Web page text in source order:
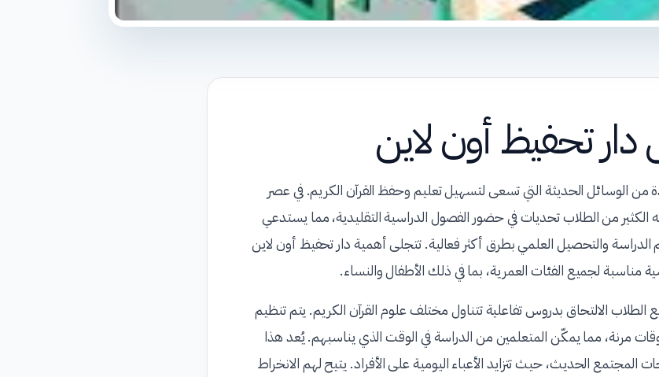
تحفيظ أون لاين
من الوسائل الحديثة التي تسعى لتسهيل تعليم وحفظ القرآن الكريم. في عصر
الكثير من الطلاب تحديات في حضور الفصول الدراسية التقليدية، مما يستدعي
الدراسة والتحصيل العلمي بطرق أكثر فعالية. تتجلى أهمية دار تحفيظ أون لاين
مناسبة لجميع الفئات العمرية، بما في ذلك الأطفال والنساء.
الالتحاق بدروس تفاعلية تتناول مختلف علوم القرآن الكريم. يتم تنظيم
مرنة، مما يمكّن المتعلمين من الدراسة في الوقت الذي يناسبهم. يُعد هذا
المجتمع الحديث، حيث تتزايد الأعباء اليومية على الأفراد. يتيح لهم الانخراط